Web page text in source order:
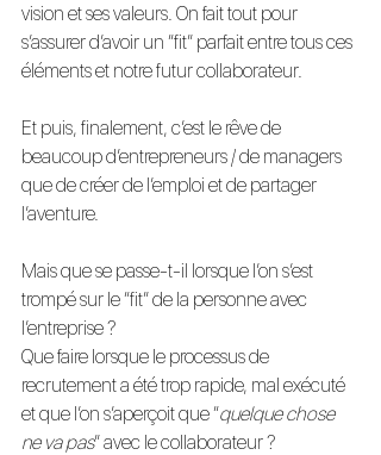
vision et ses valeurs. On fait tout pour
s’assurer d’avoir un “fit” parfait entre tous ces
éléments et notre futur collaborateur.
Et puis, finalement, c’est le rêve de
beaucoup d’entrepreneurs / de managers
que de créer de l’emploi et de partager
l’aventure.
Mais que se passe-t-il lorsque l’on s’est
trompé sur le “fit” de la personne avec
l’entreprise ?
Que faire lorsque le processus de
recrutement a été trop rapide, mal exécuté
et que l’on s’aperçoit que “quelque chose
ne va pas” avec le collaborateur ?